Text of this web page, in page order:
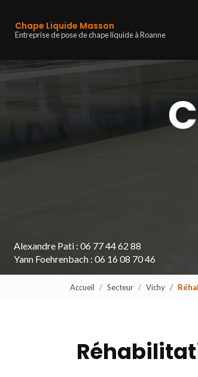
contenu
Chape Liquide Masson
Entreprise de pose de chape liquide à Roanne
Alexandre Pati : 06 77 44 62 88
Yann Foehrenbach : 06 16 08 70 46
Accueil Secteur Vichy